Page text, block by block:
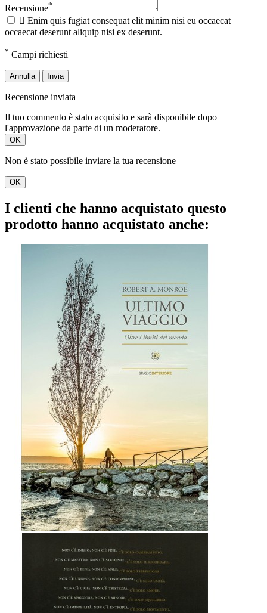
Recensione*
 Enim quis fugiat consequat elit minim nisi eu occaecat
occaecat deserunt aliquip nisi ex deserunt.
* Campi richiesti
Annulla Invia
Recensione inviata
Il tuo commento è stato acquisito e sarà disponibile dopo
l'approvazione da parte di un moderatore.
OK
Non è stato possibile inviare la tua recensione
OK
I clienti che hanno acquistato questo
prodotto hanno acquistato anche: